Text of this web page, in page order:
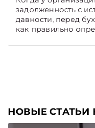
задолженность с
давности, перед
как правильно
задолженность.
НОВЫЕ СТАТЬИ